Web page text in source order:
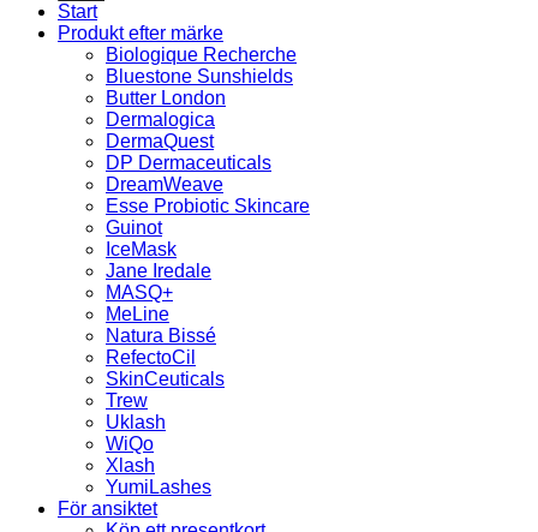
Start
Produkt efter märke
Biologique Recherche
Bluestone Sunshields
Butter London
Dermalogica
DermaQuest
DP Dermaceuticals
DreamWeave
Esse Probiotic Skincare
Guinot
IceMask
Jane Iredale
MASQ+
MeLine
Natura Bissé
RefectoCil
SkinCeuticals
Trew
Uklash
WiQo
Xlash
YumiLashes
För ansiktet